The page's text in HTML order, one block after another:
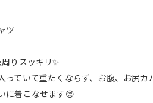
ツ
りスッキリ✨
っていて重たくならず、お腹、お尻
に着こなせます😊